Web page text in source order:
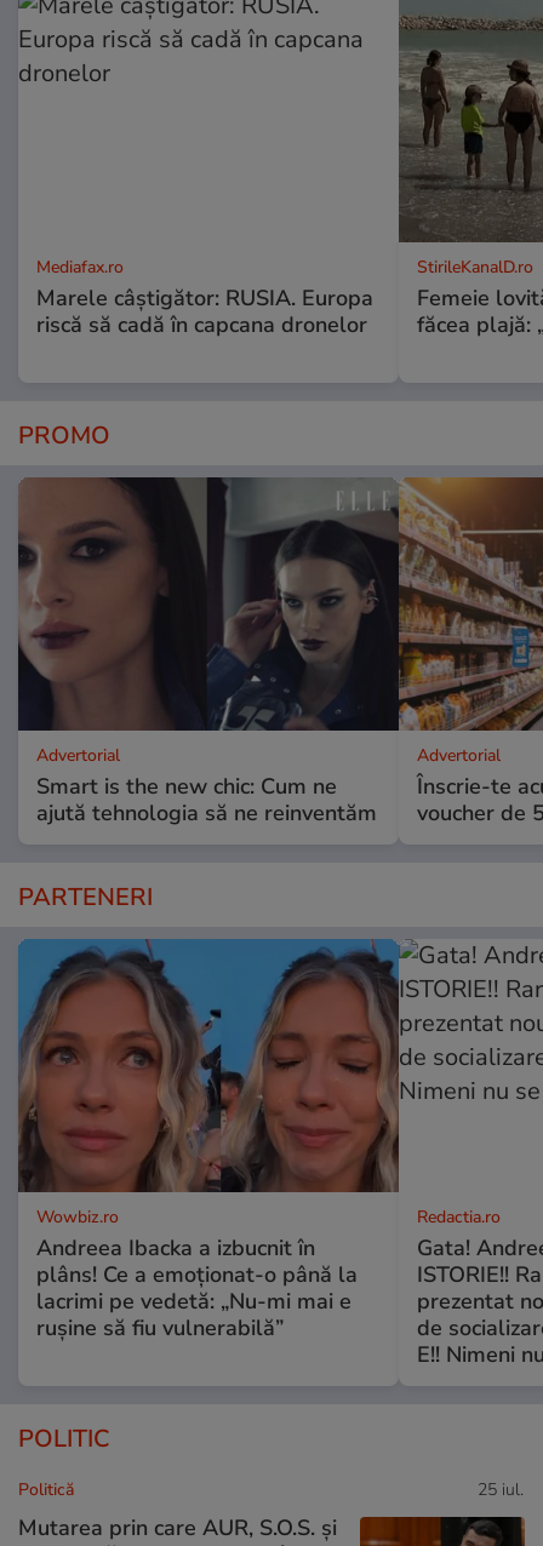
Mediafax.ro
Marele câștigător: RUSIA. Europa
riscă să cadă în capcana dronelor
StirileKanalD.ro
Femeie
făcea plajă:
PROMO
Advertorial
Smart is the new chic: Cum ne
ajută tehnologia să ne reinventăm
Advertorial
Înscrie-te
voucher de
PARTENERI
Wowbiz.ro
Andreea Ibacka a izbucnit în
plâns! Ce a emoționat-o până la
lacrimi pe vedetă: „Nu-mi mai e
rușine să fiu vulnerabilă”
Redactia.ro
Gata!
ISTORIE!!
prezentat
de
E!! Nimeni
POLITIC
Politică 25 iul.
Mutarea prin care AUR, S.O.S. și